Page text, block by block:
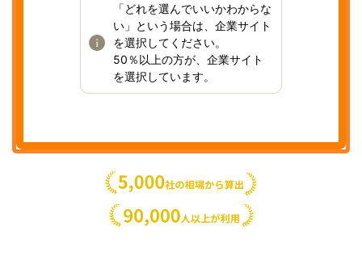
「どれを選んでいいかわからな
い」という場合は、企業サイト
を選択してください。
50％以上の方が、企業サイト
を選択しています。